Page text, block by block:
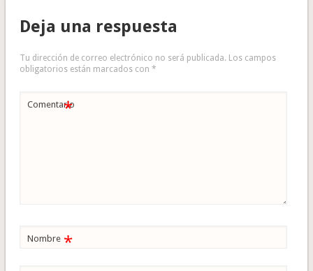
Deja una respuesta
Tu dirección de correo electrónico no será publicada. Los campos
obligatorios están marcados con *
Comentario
*
Nombre *